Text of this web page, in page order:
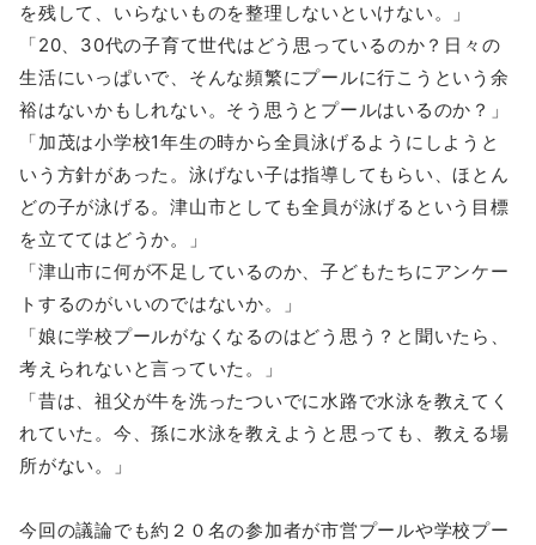
を残して、いらないものを整理しないといけない。」
「20、30代の子育て世代はどう思っているのか？日々の
生活にいっぱいで、そんな頻繁にプールに行こうという余
裕はないかもしれない。そう思うとプールはいるのか？」
「加茂は小学校1年生の時から全員泳げるようにしようと
いう方針があった。泳げない子は指導してもらい、ほとん
どの子が泳げる。津山市としても全員が泳げるという目標
を立ててはどうか。」
「津山市に何が不足しているのか、子どもたちにアンケー
トするのがいいのではないか。」
「娘に学校プールがなくなるのはどう思う？と聞いたら、
考えられないと言っていた。」
「昔は、祖父が牛を洗ったついでに水路で水泳を教えてく
れていた。今、孫に水泳を教えようと思っても、教える場
所がない。」
今回の議論でも約２０名の参加者が市営プールや学校プー